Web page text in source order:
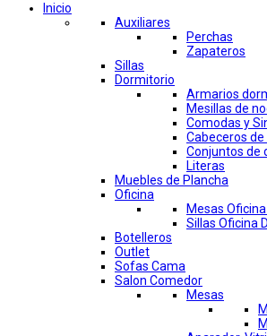
Inicio
Auxiliares
Perchas
Zapateros
Sillas
Dormitorio
Armarios
Mesillas de
Comodas y
Cabeceros
Conjuntos de
Literas
Muebles de Plancha
Oficina
Mesas
Sillas Oficina
Botelleros
Outlet
Sofas Cama
Salon Comedor
Mesas